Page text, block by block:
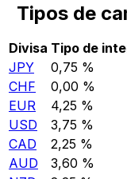
Tipos de
Divisa Tipo de
JPY
0,75 %
CHF
0,00 %
EUR
4,25 %
USD
3,75 %
CAD
2,25 %
AUD
3,60 %